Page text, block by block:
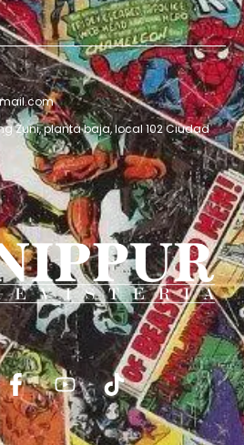
Zuni, planta baja, local 102 Ciudad